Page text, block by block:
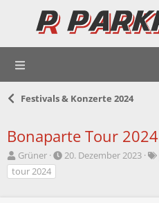
Festivals & Konzerte 2024
Bonaparte Tour 2024
E
r
s
Grüner
E
20. Dezember 2023
tour 2024